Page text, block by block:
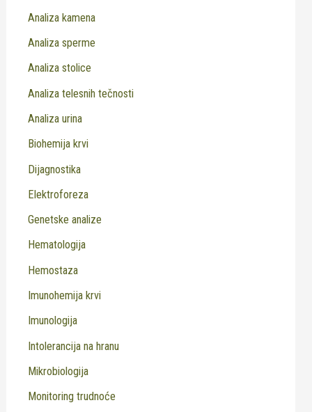
Analiza kamena
Analiza sperme
Analiza stolice
Analiza telesnih tečnosti
Analiza urina
Biohemija krvi
Dijagnostika
Elektroforeza
Genetske analize
Hematologija
Hemostaza
Imunohemija krvi
Imunologija
Intolerancija na hranu
Mikrobiologija
Monitoring trudnoće